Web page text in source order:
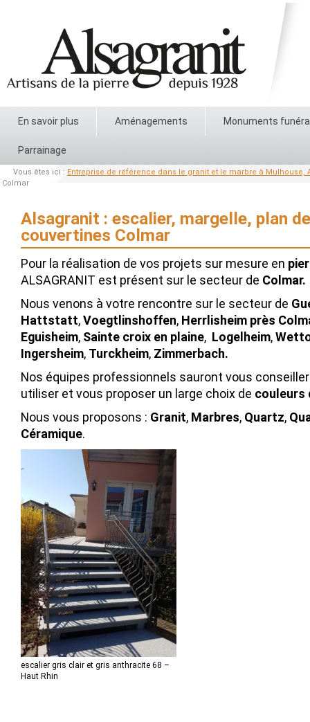
En savoir plus Aménagements Monuments
Parrainage
Vous êtes ici : Entreprise de référence dans le granit et le marbre à Mulhouse,
Colmar
Alsagranit : escalier, margelle, plan
couvertines Colmar
Pour la réalisation de vos projets sur mesure en
ALSAGRANIT est présent sur le secteur de Colmar.
Nous venons à votre rencontre sur le secteur de
Hattstatt,Voegtlinshoffen, Herrlisheim près
Eguisheim, Sainte croix en plaine, Logelheim,
Ingersheim, Turckheim, Zimmerbach.
Nos équipes professionnels sauront vous
utiliser et vous proposer un large choix de couleurs
Nous vous proposons : Granit, Marbres, Quartz,
Céramique.
escalier gris clair et gris anthracite 68 –
Haut Rhin